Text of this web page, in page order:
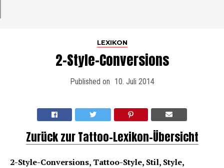
LEXIKON
2-Style-Conversions
Published on 10. Juli 2014
Zurück zur Tattoo-Lexikon-Übersicht
2-Style-Conversions, Tattoo-Style, Stil, Style,